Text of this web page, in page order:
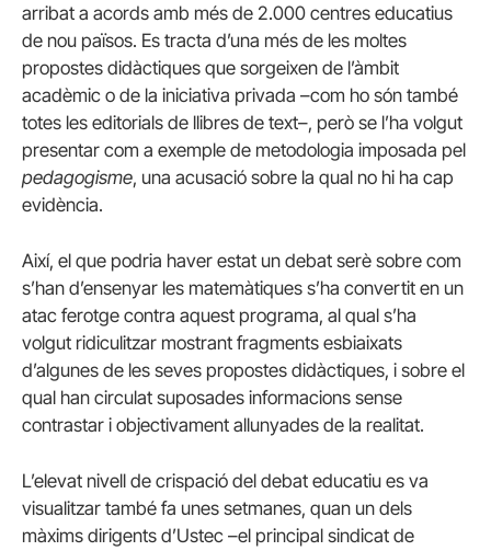
arribat a acords amb més de 2.000 centres educatius
de nou països. Es tracta d’una més de les moltes
propostes didàctiques que sorgeixen de l’àmbit
acadèmic o de la iniciativa privada –com ho són també
totes les editorials de llibres de text–, però se l’ha volgut
presentar com a exemple de metodologia imposada pel
pedagogisme, una acusació sobre la qual no hi ha cap
evidència.
Així, el que podria haver estat un debat serè sobre com
s’han d’ensenyar les matemàtiques s’ha convertit en un
atac ferotge contra aquest programa, al qual s’ha
volgut ridiculitzar mostrant fragments esbiaixats
d’algunes de les seves propostes didàctiques, i sobre el
qual han circulat suposades informacions sense
contrastar i objectivament allunyades de la realitat.
L’elevat nivell de crispació del debat educatiu es va
visualitzar també fa unes setmanes, quan un dels
màxims dirigents d’Ustec –el principal sindicat de